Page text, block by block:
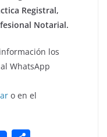
Registral,
Notarial.
los
WhatsApp
o en el